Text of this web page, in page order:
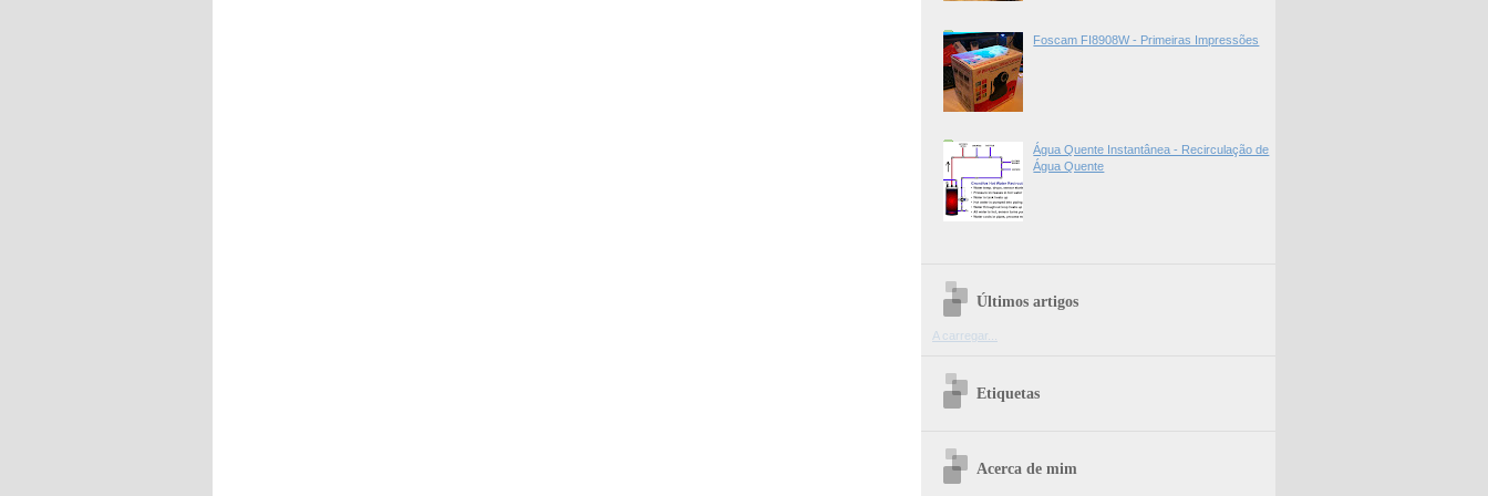
Foscam FI8908W - Primeiras Impressões
Água Quente Instantânea - Recirculação de
Água Quente
Últimos artigos
A carregar...
Etiquetas
Acerca de mim